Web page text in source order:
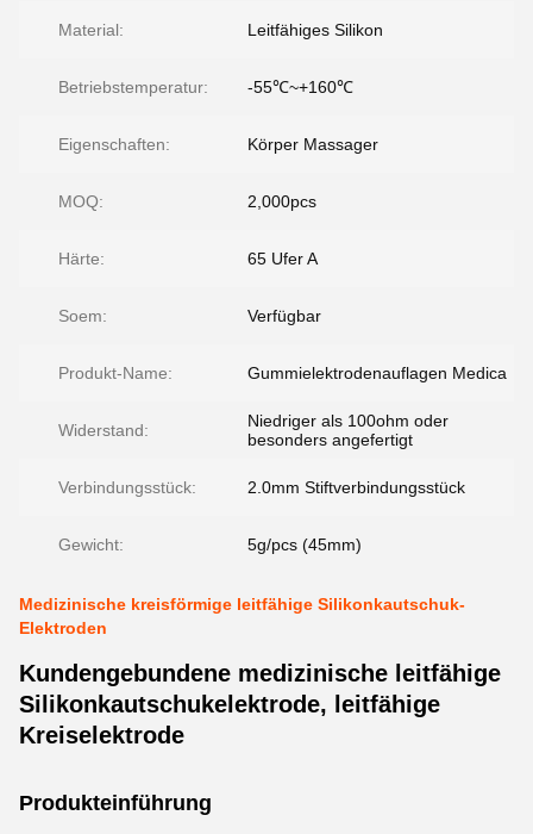
Material: Leitfähiges Silikon
Betriebstemperatur: -55℃~+160℃
Eigenschaften: Körper Massager
MOQ: 2,000pcs
Härte: 65 Ufer A
Soem: Verfügbar
Produkt-Name: Gummielektrodenauflagen Medica
Widerstand:
Niedriger als 100ohm oder
besonders angefertigt
Verbindungsstück: 2.0mm Stiftverbindungsstück
Gewicht: 5g/pcs (45mm)
Medizinische kreisförmige leitfähige Silikonkautschuk-
Elektroden
Kundengebundene medizinische leitfähige
Silikonkautschukelektrode, leitfähige
Kreiselektrode
Produkteinführung